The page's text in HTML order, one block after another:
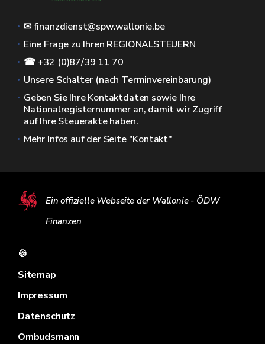
✉ finanzdienst@spw.wallonie.be
Eine Frage zu Ihren REGIONALSTEUERN
☎ +32 (0)87/39 11 70
Unsere Schalter (nach Terminvereinbarung)
Geben Sie Ihre Kontaktdaten sowie Ihre
Nationalregisternummer an, damit wir Zugriff
auf Ihre Steuerakte haben.
Mehr Infos auf der Seite "Kontakt"
Ein offizielle Webseite der Wallonie - ÖDW
Finanzen
🍪
Sitemap
Impressum
Datenschutz
Ombudsmann